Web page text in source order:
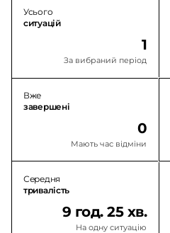
Усього
ситуацій
1
За вибраний період
Вже
завершені
0
Мають час відміни
Середня
тривалість
9 год. 25 хв.
На одну ситуацію